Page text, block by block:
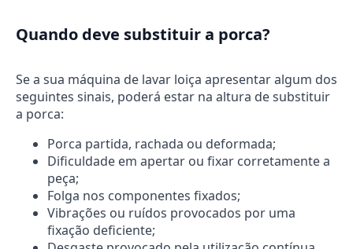
Quando deve substituir a porca?
Se a sua máquina de lavar loiça apresentar algum dos
seguintes sinais, poderá estar na altura de substituir
a porca:
Porca partida, rachada ou deformada;
Dificuldade em apertar ou fixar corretamente a
peça;
Folga nos componentes fixados;
Vibrações ou ruídos provocados por uma
fixação deficiente;